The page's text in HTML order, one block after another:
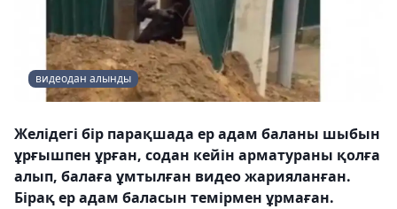
видеодан алынды
Желідегі бір парақшада ер адам баланы шыбын
ұрғышпен ұрған, содан кейін арматураны қолға
алып, балаға ұмтылған видео жарияланған.
Бірақ ер адам баласын темірмен ұрмаған.